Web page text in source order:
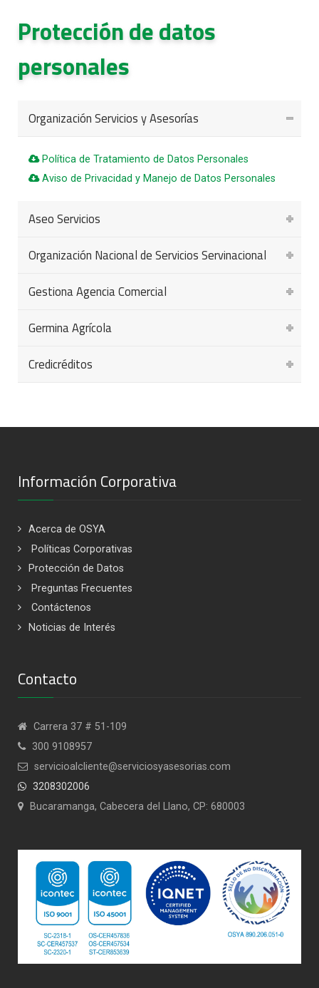
Protección de datos
personales
Organización Servicios y Asesorías
Política de Tratamiento de Datos Personales
Aviso de Privacidad y Manejo de Datos Personales
Aseo Servicios
Política de Tratamiento de Datos Personales
Organización Nacional de Servicios Servinacional
Política de Tratamiento de Datos Personales
Gestiona Agencia Comercial
Política de Tratamiento de Datos Personales
Germina Agrícola
Política de Tratamiento de Datos Personales
Credicréditos
Aviso de Privacidad y Manejo de Datos Personales
Información Corporativa
Acerca de OSYA
Políticas Corporativas
Protección de Datos
Preguntas Frecuentes
Contáctenos
Noticias de Interés
Contacto
Carrera 37 # 51-109
300 9108957
servicioalcliente@serviciosyasesorias.com
3208302006
Bucaramanga, Cabecera del Llano, CP: 680003